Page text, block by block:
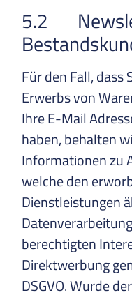
5.2
Für den Fall, dass
Erwerbs von
Ihre E-Mail
haben, behalten
Informationen zu
welche den
Dienstleistungen
berechtigten
Direktwerbung
DSGVO. Wurde